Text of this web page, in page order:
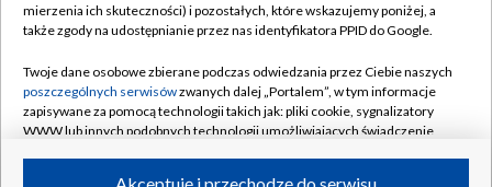
Naziemna Telewizja Cyfrowa
Rada Programowa
System NOS
Informacje o nadawcy
Pomoc
Kontakt
Kanały
mierzenia ich skuteczności) i pozostałych, które wskazujemy poniżej, a
także zgody na udostępnianie przez nas identyfikatora PPID do Google.
Twoje dane osobowe zbierane podczas odwiedzania przez Ciebie naszych
poszczególnych serwisówzwanych dalej „Portalem”, w tym informacje
zapisywane za pomocą technologii takich jak: pliki cookie, sygnalizatory
WWW lub innych podobnych technologii umożliwiających świadczenie